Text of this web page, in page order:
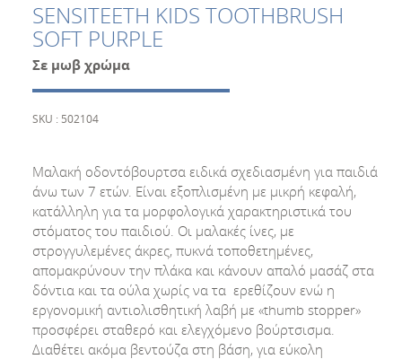
SENSITEETH KIDS TOOTHBRUSH
SOFT PURPLE
Σε μωβ χρώμα
SKU : 502104
Μαλακή οδοντόβουρτσα ειδικά σχεδιασμένη για παιδιά
άνω των 7 ετών. Είναι εξοπλισμένη με μικρή κεφαλή,
κατάλληλη για τα μορφολογικά χαρακτηριστικά του
στόματος του παιδιού. Οι μαλακές ίνες, με
στρογγυλεμένες άκρες, πυκνά τοποθετημένες,
απομακρύνουν την πλάκα και κάνουν απαλό μασάζ στα
δόντια και τα ούλα χωρίς να τα ερεθίζουν ενώ η
εργονομική αντιολισθητική λαβή με «thumb stopper»
προσφέρει σταθερό και ελεγχόμενο βούρτσισμα.
Διαθέτει ακόμα βεντούζα στη βάση, για εύκολη